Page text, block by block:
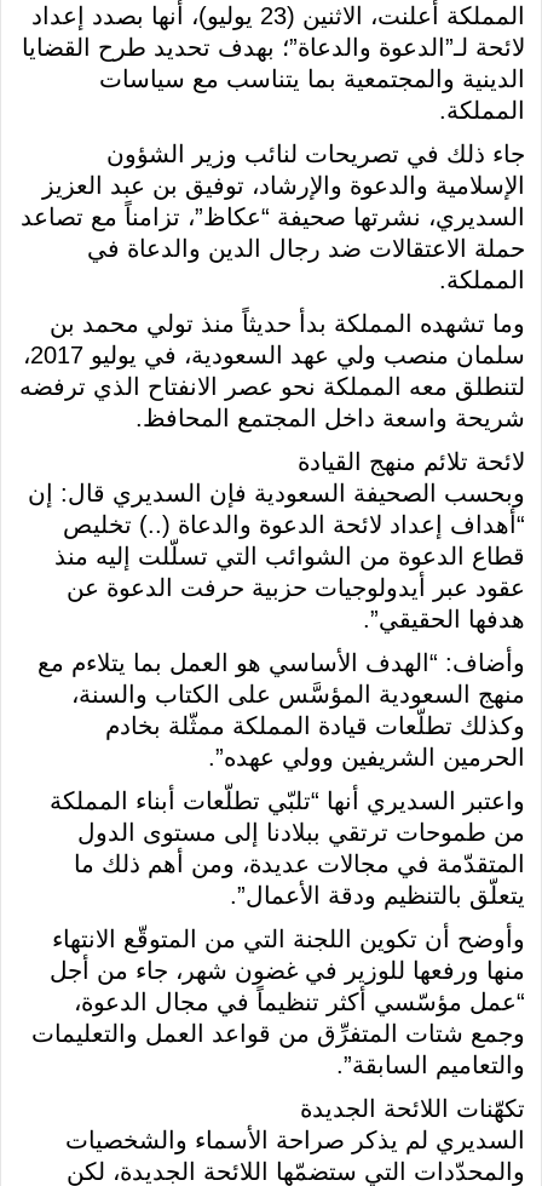
المملكة أعلنت، الاثنين (23 يوليو)، أنها بصدد إعداد
لائحة لـ”الدعوة والدعاة”؛ بهدف تحديد طرح القضايا
الدينية والمجتمعية بما يتناسب مع سياسات
المملكة.
جاء ذلك في تصريحات لنائب وزير الشؤون
الإسلامية والدعوة والإرشاد، توفيق بن عبد العزيز
السديري، نشرتها صحيفة “عكاظ”، تزامناً مع تصاعد
حملة الاعتقالات ضد رجال الدين والدعاة في
المملكة.
وما تشهده المملكة بدأ حديثاً منذ تولي محمد بن
سلمان منصب ولي عهد السعودية، في يوليو 2017،
لتنطلق معه المملكة نحو عصر الانفتاح الذي ترفضه
شريحة واسعة داخل المجتمع المحافظ.
لائحة تلائم منهج القيادة
وبحسب الصحيفة السعودية فإن السديري قال: إن
“أهداف إعداد لائحة الدعوة والدعاة (..) تخليص
قطاع الدعوة من الشوائب التي تسلّلت إليه منذ
عقود عبر أيدولوجيات حزبية حرفت الدعوة عن
هدفها الحقيقي”.
وأضاف: “الهدف الأساسي هو العمل بما يتلاءم مع
منهج السعودية المؤسَّس على الكتاب والسنة،
وكذلك تطلّعات قيادة المملكة ممثّلة بخادم
الحرمين الشريفين وولي عهده”.
واعتبر السديري أنها “تلبّي تطلّعات أبناء المملكة
من طموحات ترتقي ببلادنا إلى مستوى الدول
المتقدّمة في مجالات عديدة، ومن أهم ذلك ما
يتعلّق بالتنظيم ودقة الأعمال”.
وأوضح أن تكوين اللجنة التي من المتوقّع الانتهاء
منها ورفعها للوزير في غضون شهر، جاء من أجل
“عمل مؤسّسي أكثر تنظيماً في مجال الدعوة،
وجمع شتات المتفرِّق من قواعد العمل والتعليمات
والتعاميم السابقة”.
تكهّنات اللائحة الجديدة
السديري لم يذكر صراحة الأسماء والشخصيات
والمحدّدات التي ستضمّها اللائحة الجديدة، لكن